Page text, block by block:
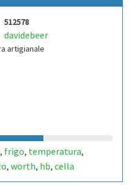
512578
davidebeer
artigianale
, frigo, temperatura,
, worth, hb, cella